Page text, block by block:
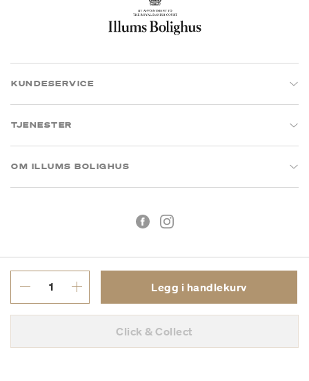
Legg i handlekurv
Click & Collect
KUNDESERVICE
TJENESTER
OM ILLUMS BOLIGHUS
MVA: 993 075 930